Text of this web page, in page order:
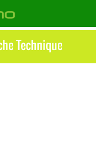
Technique